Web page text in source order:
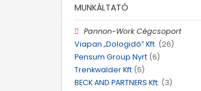
MUNKÁLTATÓ
Pannon-Work Cégcsoport
Viapan „Dologidő” Kft. (26)
Pensum Group Nyrt (6)
Trenkwalder Kft (5)
BECK AND PARTNERS Kft. (3)